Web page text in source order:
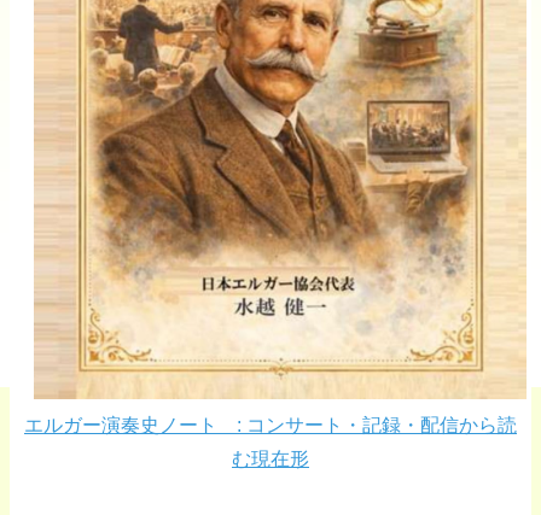
エルガー演奏史ノート : コンサート・記録・配信から読
む現在形